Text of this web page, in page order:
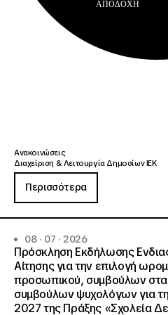
Ανακοινώσεις
Διαχείριση & Λειτουργία Δημοσίων ΙΕΚ
Περισσότερα
08 · 07 · 2026
Πρόσκληση Εκδήλωσης
Αίτησης για την επιλογή
προσωπικού, συμβούλων
συμβούλων ψυχολόγων για
2027 της Πράξης «Σχολεία
ΑΠΟΔΟΧΉ